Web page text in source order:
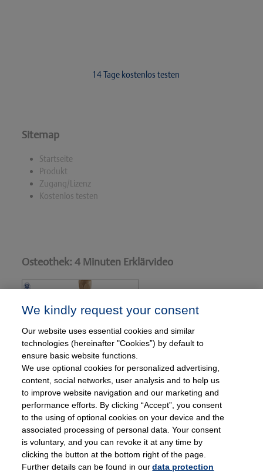
14 Tage kostenlos testen
Sitemap
Startseite
Produkt
Zugang/Lizenz
Kostenlos testen
Osteothek: 4 Minuten Erklärvideo
Social Media
Twitter
(deprecated)
FacebookInstagram
We kindly request your consent
Our website uses essential cookies and similar
technologies (hereinafter "Cookies”) by default to
ensure basic website functions.
We use optional cookies for personalized advertising,
content, social networks, user analysis and to help us
to improve website navigation and our marketing and
performance efforts. By clicking “Accept”, you consent
to the using of optional cookies on your device and the
associated processing of personal data. Your consent
is voluntary, and you can revoke it at any time by
clicking the button at the bottom right of the page.
Further details can be found in ourdata protection